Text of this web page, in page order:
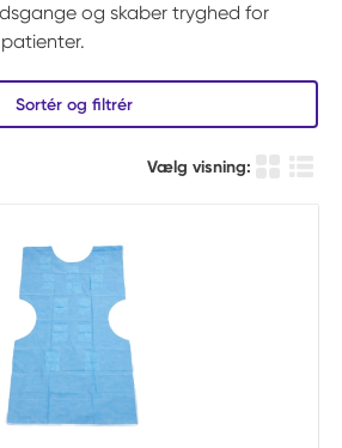
og skaber tryghed for
Sortér og filtrér
Vælg visning: